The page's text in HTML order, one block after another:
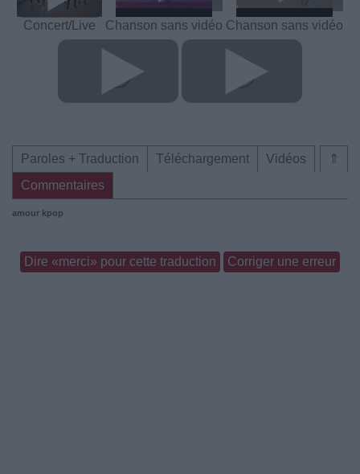
Concert/Live Chanson sans vidéo Chanson sans vidéo
⇑
Paroles + Traduction Téléchargement
Vidéos
Commentaires
amour kpop
Dire «merci» pour cette traduction Corriger une erreur